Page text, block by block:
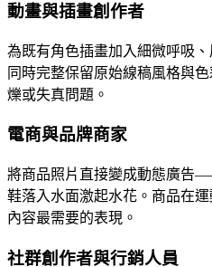
動畫與插畫創作者
為既有角色插畫加入細微呼吸
同時完整保留原始線稿風格與
爍或失真問題。
電商與品牌商家
將商品照片直接變成動態廣告
鞋落入水面激起水花。商品在
內容最需要的表現。
社群創作者與行銷人員